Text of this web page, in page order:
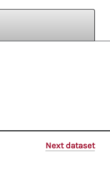
Next dataset